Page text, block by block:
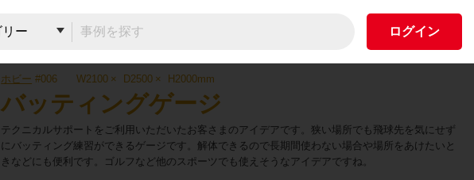
ログイン
ホビー #006 W2100 D2500 H2000mm
バッティングゲージ
テクニカルサポートをご利用いただいたお客さまのアイデアです。狭い場所でも飛球先を気にせず
にバッティング練習ができるゲージです。解体できるので長期間使わない場合や場所をあけたいと
きなどにも便利です。ゴルフなど他のスポーツでも使えそうなアイデアですね。